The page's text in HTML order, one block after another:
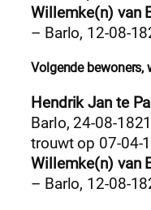
Willemke(n) van
– Barlo, 12-08-
Volgende bewoners,
Hendrik Jan te
Barlo, 24-08-
trouwt op 07-04-
Willemke(n) van
– Barlo, 12-08-